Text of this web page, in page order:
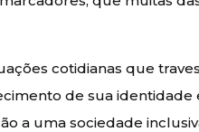
cotidianas que
de sua identidade
a uma sociedade